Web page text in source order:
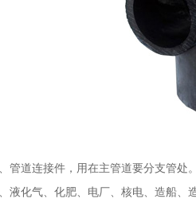
管道连接件，用在主管道要分支管
液化气、化肥、电厂、核电、造船、